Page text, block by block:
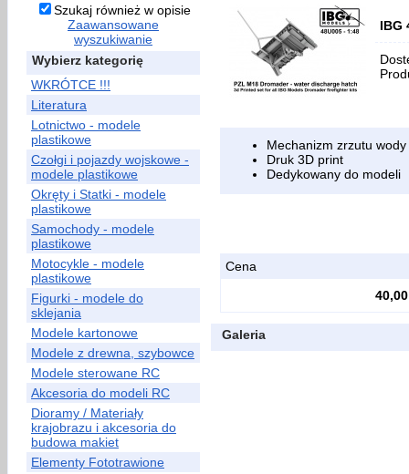
Szukaj również w opisie
Zaawansowane
wyszukiwanie
Wybierz kategorię
WKRÓTCE !!!
Literatura
Lotnictwo - modele
plastikowe
Czołgi i pojazdy wojskowe -
modele plastikowe
Okręty i Statki - modele
plastikowe
Samochody - modele
plastikowe
Motocykle - modele
plastikowe
Figurki - modele do
sklejania
Modele kartonowe
Modele z drewna, szybowce
Modele sterowane RC
Akcesoria do modeli RC
Dioramy / Materiały
krajobrazu i akcesoria do
budowa makiet
Elementy Fototrawione
IBG
Mechanizm zrzutu
Druk 3D print
Dedykowany do modeli
Cena
40,00
Galeria